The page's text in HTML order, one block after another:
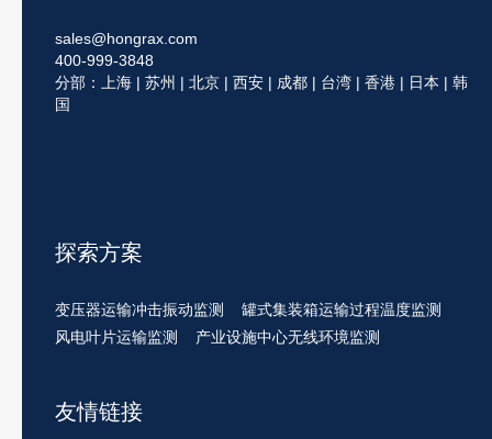
sales@hongrax.com
400-999-3848
分部：上海 | 苏州 | 北京 | 西安 | 成都 | 台湾 | 香港 | 日本 | 韩
国
探索方案
变压器运输冲击振动监测
罐式集装箱运输过程温度监测
风电叶片运输监测
产业设施中心无线环境监测
友情链接